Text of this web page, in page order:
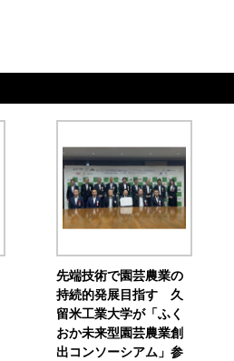
先端技術で園芸農業の
持続的発展目指す 久
留米工業大学が「ふく
おか未来型園芸農業創
出コンソーシアム」参